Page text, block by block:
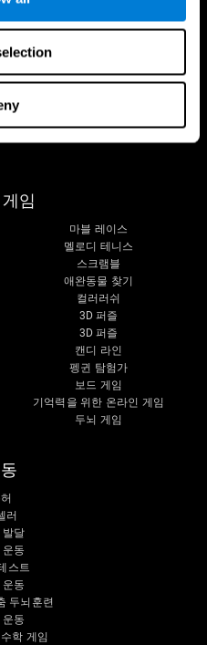
조종사
고령자 교육
임
마블 레이스
멜로디 테니스
스크램블
애완동물 찾기
컬러러쉬
3D 퍼즐
3D 퍼즐
캔디 라인
펭귄 탐험가
보드 게임
기억력을 위한 온라인 게임
두뇌 게임
러
발달
운동
스트
운동
두뇌훈련
운동
학 게임